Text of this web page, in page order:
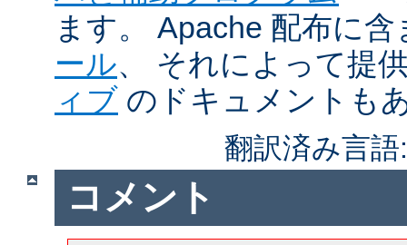
ます。 Apache 配布に
ール、 それによって提
ィブ のドキュメントも
翻訳済み言
コメント